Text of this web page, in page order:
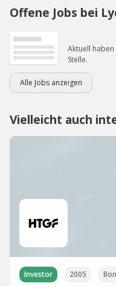
Offene Jobs bei
Aktuell
Stelle.
Alle Jobs anzeigen
Vielleicht auch
Investor 2005